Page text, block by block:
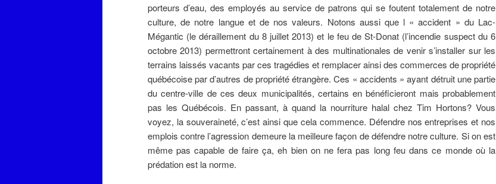
porteurs d’eau, des employés au service de patrons qui se foutent totalement de notre
culture, de notre langue et de nos valeurs. Notons aussi que l « accident » du Lac-
Mégantic (le déraillement du 8 juillet 2013) et le feu de St-Donat (l’incendie suspect du 6
octobre 2013) permettront certainement à des multinationales de venir s’installer sur les
terrains laissés vacants par ces tragédies et remplacer ainsi des commerces de propriété
québécoise par d’autres de propriété étrangère. Ces « accidents » ayant détruit une partie
du centre-ville de ces deux municipalités, certains en bénéficieront mais probablement
pas les Québécois. En passant, à quand la nourriture halal chez Tim Hortons? Vous
voyez, la souveraineté, c’est ainsi que cela commence. Défendre nos entreprises et nos
emplois contre l’agression demeure la meilleure façon de défendre notre culture. Si on est
même pas capable de faire ça, eh bien on ne fera pas long feu dans ce monde où la
prédation est la norme.